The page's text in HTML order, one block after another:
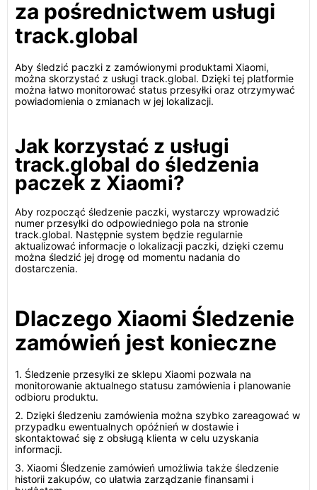
za pośrednictwem usługi
track.global
Aby śledzić paczki z zamówionymi produktami Xiaomi,
można skorzystać z usługi track.global. Dzięki tej platformie
można łatwo monitorować status przesyłki oraz otrzymywać
powiadomienia o zmianach w jej lokalizacji.
Jak korzystać z usługi
track.global do śledzenia
paczek z Xiaomi?
Aby rozpocząć śledzenie paczki, wystarczy wprowadzić
numer przesyłki do odpowiedniego pola na stronie
track.global. Następnie system będzie regularnie
aktualizować informacje o lokalizacji paczki, dzięki czemu
można śledzić jej drogę od momentu nadania do
dostarczenia.
Dlaczego Xiaomi Śledzenie
zamówień jest konieczne
1. Śledzenie przesyłki ze sklepu Xiaomi pozwala na
monitorowanie aktualnego statusu zamówienia i planowanie
odbioru produktu.
2. Dzięki śledzeniu zamówienia można szybko zareagować w
przypadku ewentualnych opóźnień w dostawie i
skontaktować się z obsługą klienta w celu uzyskania
informacji.
3. Xiaomi Śledzenie zamówień umożliwia także śledzenie
historii zakupów, co ułatwia zarządzanie finansami i